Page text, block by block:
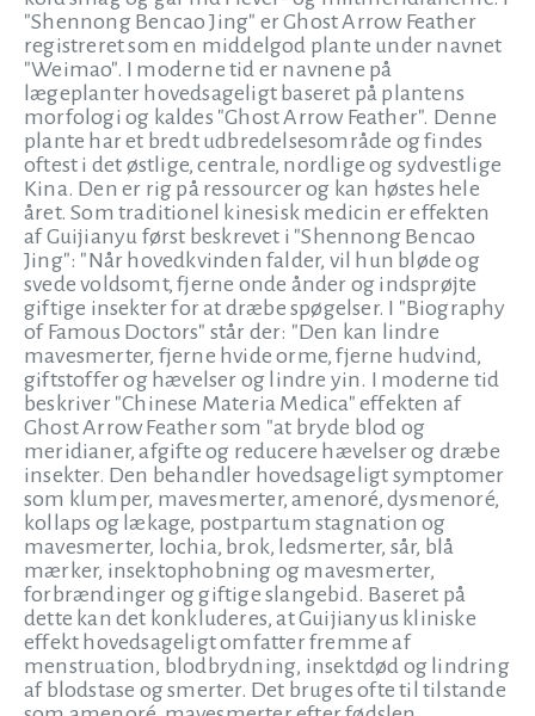
"Shennong Bencao Jing" er Ghost Arrow Feather
registreret som en middelgod plante under navnet
"Weimao". I moderne tid er navnene på
lægeplanter hovedsageligt baseret på plantens
morfologi og kaldes "Ghost Arrow Feather". Denne
plante har et bredt udbredelsesområde og findes
oftest i det østlige, centrale, nordlige og sydvestlige
Kina. Den er rig på ressourcer og kan høstes hele
året. Som traditionel kinesisk medicin er effekten
af Guijianyu først beskrevet i "Shennong Bencao
Jing": "Når hovedkvinden falder, vil hun bløde og
svede voldsomt, fjerne onde ånder og indsprøjte
giftige insekter for at dræbe spøgelser. I "Biography
of Famous Doctors" står der: "Den kan lindre
mavesmerter, fjerne hvide orme, fjerne hudvind,
giftstoffer og hævelser og lindre yin. I moderne tid
beskriver "Chinese Materia Medica" effekten af
Ghost Arrow Feather som "at bryde blod og
meridianer, afgifte og reducere hævelser og dræbe
insekter. Den behandler hovedsageligt symptomer
som klumper, mavesmerter, amenoré, dysmenoré,
kollaps og lækage, postpartum stagnation og
mavesmerter, lochia, brok, ledsmerter, sår, blå
mærker, insektophobning og mavesmerter,
forbrændinger og giftige slangebid. Baseret på
dette kan det konkluderes, at Guijianyus kliniske
effekt hovedsageligt omfatter fremme af
menstruation, blodbrydning, insektdød og lindring
af blodstase og smerter. Det bruges ofte til tilstande